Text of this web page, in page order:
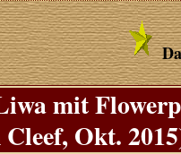
mit
Okt.